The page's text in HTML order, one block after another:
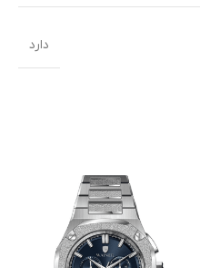
دارد